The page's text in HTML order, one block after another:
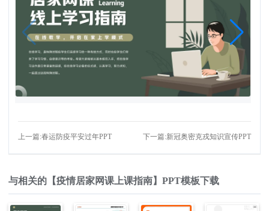
上一篇:春运防疫平安过年PPT 下一篇:新冠奥密克戎知识宣传PPT
与相关的【疫情居家网课上课指南】PPT模板下载